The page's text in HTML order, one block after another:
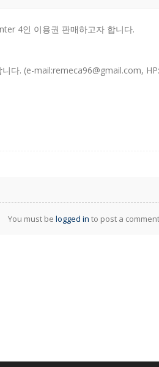
4인 이용권 판매하고자 합니다.
다. (e-mail:remeca96@gmail.com,
You must be logged in to post a